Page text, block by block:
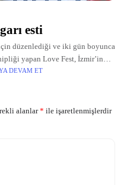
esti
düzenlediği ve iki gün boyunca
yapan Love Fest, İzmir’in
renklendirdi.
DEVAM ET
alanlar* ile işaretlenmişlerdir